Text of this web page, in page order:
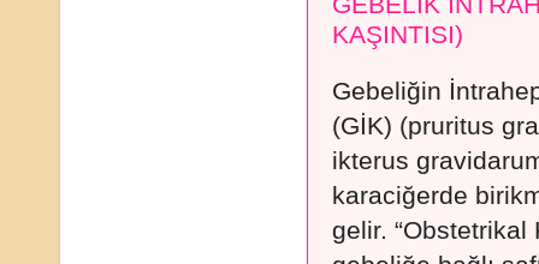
KAŞINTISI)
Gebeliğin
(GİK) (pruritus
ikterus
karaciğerde
gelir. “Obstetrikal